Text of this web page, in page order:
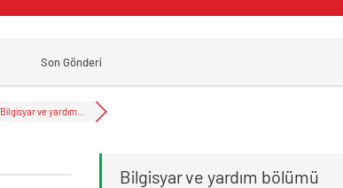
Son Gönderi
Bilgisyar ve yardım...
Bilgisyar ve yardım bölümü